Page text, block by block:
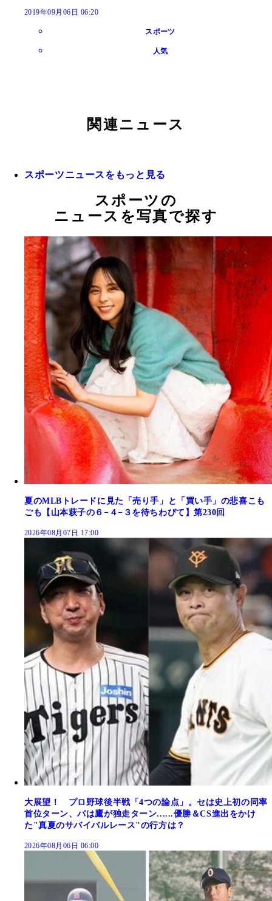
2019年09月06日 06:20
スポーツ
人気
関連ニュース
スポーツニュースをもっと見る
スポーツの
ニュースを写真で探す
夏のMLBトレードに見た「売り手」と「買い手」の悲喜こも
ごも【山本萩子の６−４−３を待ちわびて】第230回
2026年08月07日 17:00
大展望！ プロ野球後半戦「4つの論点」。セは史上初の同率
首位ターン、パは鷹が独走ターン......優勝＆CS進出をかけ
た"真夏のサバイバルレース"の行方は？
2026年08月06日 06:00